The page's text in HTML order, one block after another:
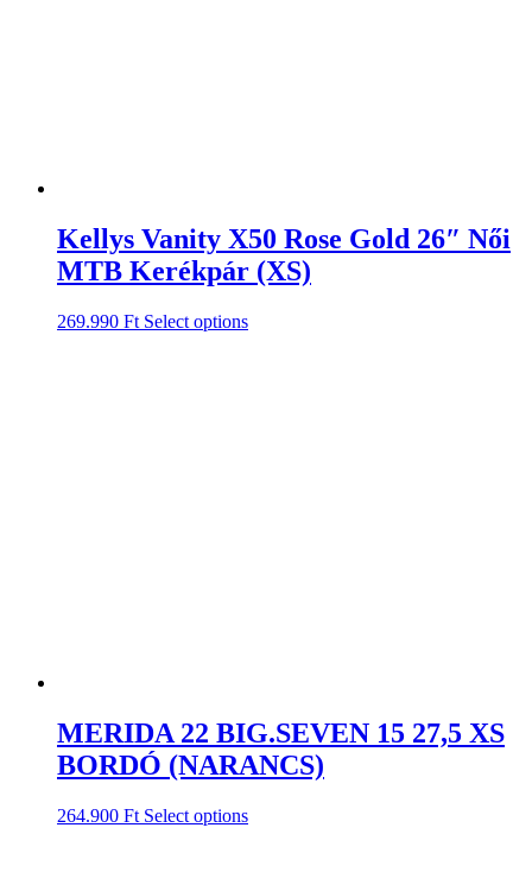
Kellys Vanity X50 Rose Gold 26″ Női
MTB Kerékpár (XS)
269.990 Ft Select options
MERIDA 22 BIG.SEVEN 15 27,5 XS
BORDÓ (NARANCS)
264.900 Ft Select options